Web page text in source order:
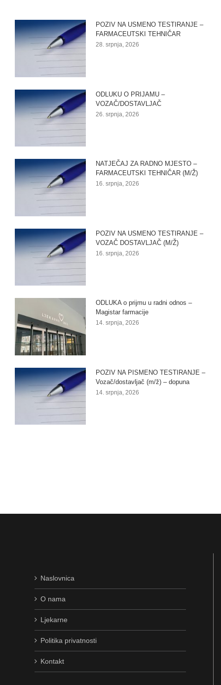
POZIV NA USMENO TESTIRANJE –
FARMACEUTSKI TEHNIČAR
28. srpnja, 2026
ODLUKU O PRIJAMU –
VOZAČ/DOSTAVLJAČ
26. srpnja, 2026
NATJEČAJ ZA RADNO MJESTO –
FARMACEUTSKI TEHNIČAR (M/Ž)
16. srpnja, 2026
POZIV NA USMENO TESTIRANJE –
VOZAČ DOSTAVLJAČ (M/Ž)
16. srpnja, 2026
ODLUKA o prijmu u radni odnos –
Magistar farmacije
14. srpnja, 2026
POZIV NA PISMENO TESTIRANJE –
Vozač/dostavljač (m/ž) – dopuna
14. srpnja, 2026
Naslovnica
O nama
Ljekarne
Politika privatnosti
Kontakt